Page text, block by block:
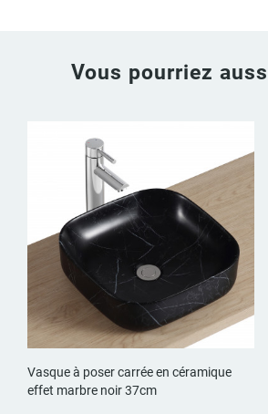
Vous pourriez
Vasque à poser carrée en céramique
effet marbre noir 37cm